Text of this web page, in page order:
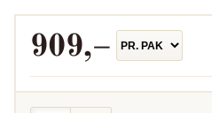
909,–